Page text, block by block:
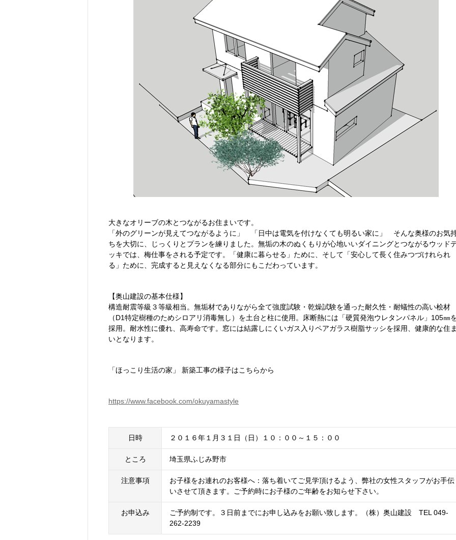
大きなオリーブの木とつながるお住まいです。
「外のグリーンが見えてつながるように」 「日中は電気を付けなくても明るい家に」 そんな奥様のお気
ちを大切に、じっくりとプランを練りました。無垢の木のぬくもりが心地いいダイニングとつながるウッド
ッキでは、梅仕事をされる予定です。「健康に暮らせる」ために、そして「安心して長く住みつづけれられ
る」ために、完成すると見えなくなる部分にもこだわっています。
【奥山建設の基本仕様】
構造耐震等級３等級相当。無垢材でありながら全て強度試験・乾燥試験を通った耐久性・耐蟻性の高い桧材
（D1特定樹種のためシロアリ消毒無し）を土台と柱に使用。床断熱には「硬質発泡ウレタンパネル」105㎜
採用。耐水性に優れ、高寿命です。窓には結露しにくいガス入りペアガラス樹脂サッシを採用、健康的な住
いとなります。
「ほっこり生活の家」 新築工事の様子はこちらから
https://www.facebook.com/okuyamastyle
日時 ２０１６年１月３１日（日）１０：００～１５：００
ところ 埼玉県ふじみ野市
注意事項
お子様をお連れのお客様へ：落ち着いてご見学頂けるよう、弊社の女性スタッフがお手伝
いさせて頂きます。ご予約時にお子様のご年齢をお知らせ下さい。
お申込み
ご予約制です。３日前までにお申し込みをお願い致します。（株）奥山建設 TEL 049-
262-2239